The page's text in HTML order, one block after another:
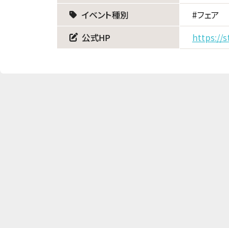
イベント種別
フェア
公式HP
https://